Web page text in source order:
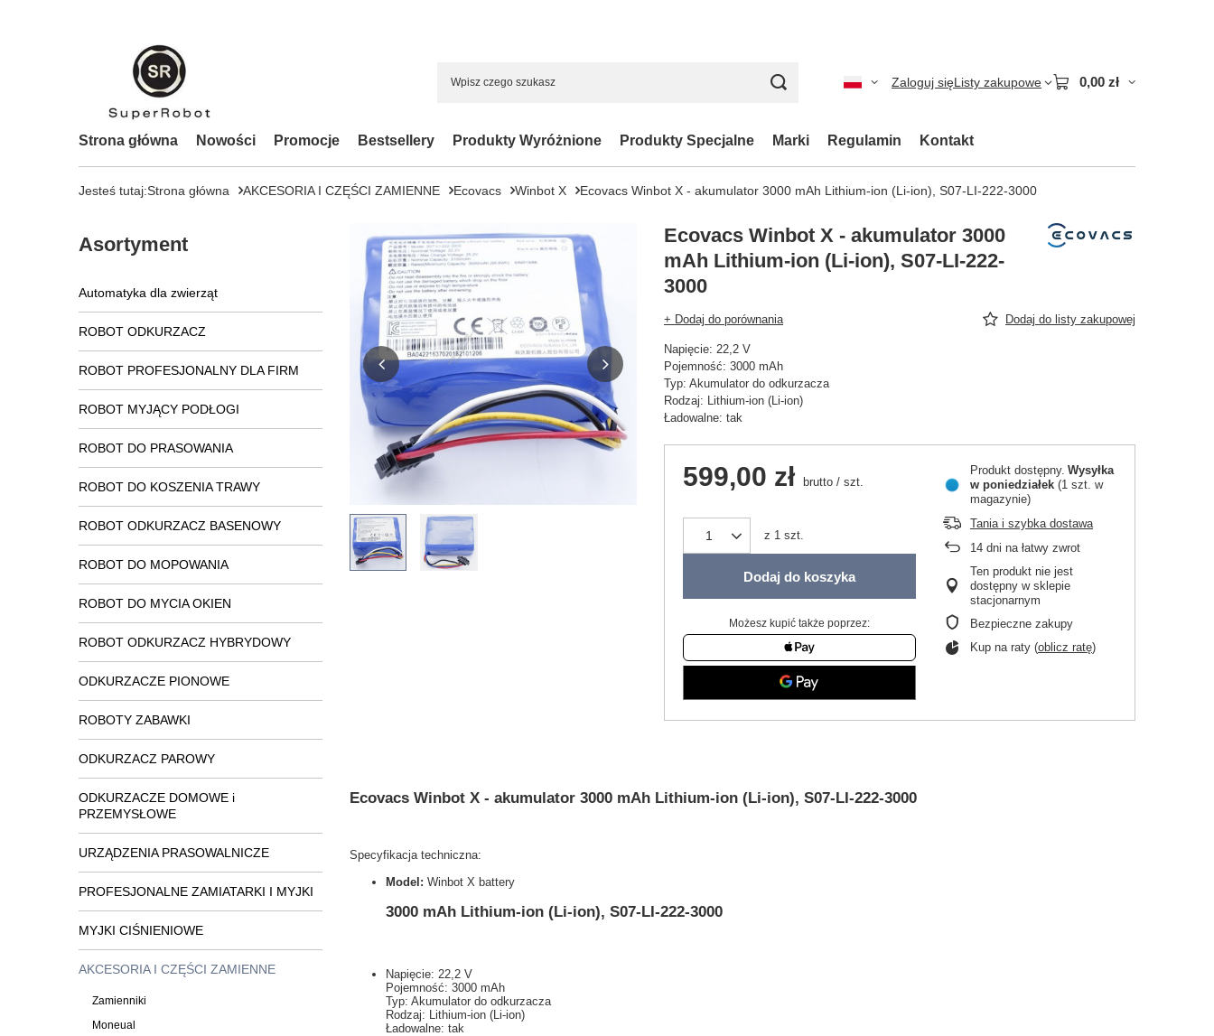
Zaloguj sięListy zakupowe 0,00 zł
Strona główna Nowości Promocje Bestsellery Produkty Wyróżnione Produkty Specjalne Marki Regulamin Kontakt
Jesteś tutaj:Strona główna AKCESORIA I CZĘŚCI ZAMIENNE Ecovacs Winbot X Ecovacs Winbot X - akumulator 3000 mAh Lithium-ion (Li-ion), S07-LI-222-3000
Asortyment
Automatyka dla zwierząt
ROBOT ODKURZACZ
ROBOT PROFESJONALNY DLA FIRM
ROBOT MYJĄCY PODŁOGI
ROBOT DO PRASOWANIA
ROBOT DO KOSZENIA TRAWY
ROBOT ODKURZACZ BASENOWY
ROBOT DO MOPOWANIA
ROBOT DO MYCIA OKIEN
ROBOT ODKURZACZ HYBRYDOWY
ODKURZACZE PIONOWE
ROBOTY ZABAWKI
ODKURZACZ PAROWY
ODKURZACZE DOMOWE i
PRZEMYSŁOWE
URZĄDZENIA PRASOWALNICZE
PROFESJONALNE ZAMIATARKI I MYJKI
MYJKI CIŚNIENIOWE
AKCESORIA I CZĘŚCI ZAMIENNE
Zamienniki
Moneual
Ecovacs Winbot X - akumulator 3000
mAh Lithium-ion (Li-ion), S07-LI-222-
3000
+ Dodaj do porównania Dodaj do listy zakupowej
Napięcie: 22,2 V
Pojemność: 3000 mAh
Typ: Akumulator do odkurzacza
Rodzaj: Lithium-ion (Li-ion)
Ładowalne: tak
599,00 zł brutto / szt.
z 1 szt.
Dodaj do koszyka
Możesz kupić także poprzez:
Produkt dostępny Wysyłka
w poniedziałek (1 szt. w
magazynie)
Tania i szybka dostawa
14 dni na łatwy zwrot
Ten produkt nie jest
dostępny w sklepie
stacjonarnym
Bezpieczne zakupy
Kup na raty (oblicz ratę)
Ecovacs Winbot X - akumulator 3000 mAh Lithium-ion (Li-ion), S07-LI-222-3000
Specyfikacja techniczna:
Model: Winbot X battery
3000 mAh Lithium-ion (Li-ion), S07-LI-222-3000
Napięcie: 22,2 V
Pojemność: 3000 mAh
Typ: Akumulator do odkurzacza
Rodzaj: Lithium-ion (Li-ion)
Ładowalne: tak